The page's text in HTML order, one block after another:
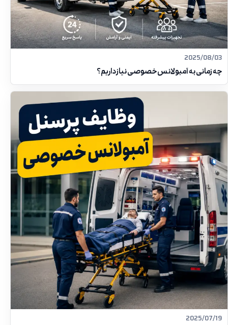
2025/08/03
چه زمانی به آمبولانس خصوصی نیاز داریم؟
2025/07/19